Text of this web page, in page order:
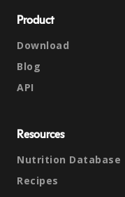
Product
Download
Blog
API
Resources
Nutrition Database
Recipes